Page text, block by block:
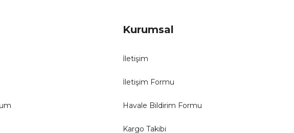
Kurumsal
İletişim
İletişim Formu
Havale Bildirim Formu
Kargo Takibi